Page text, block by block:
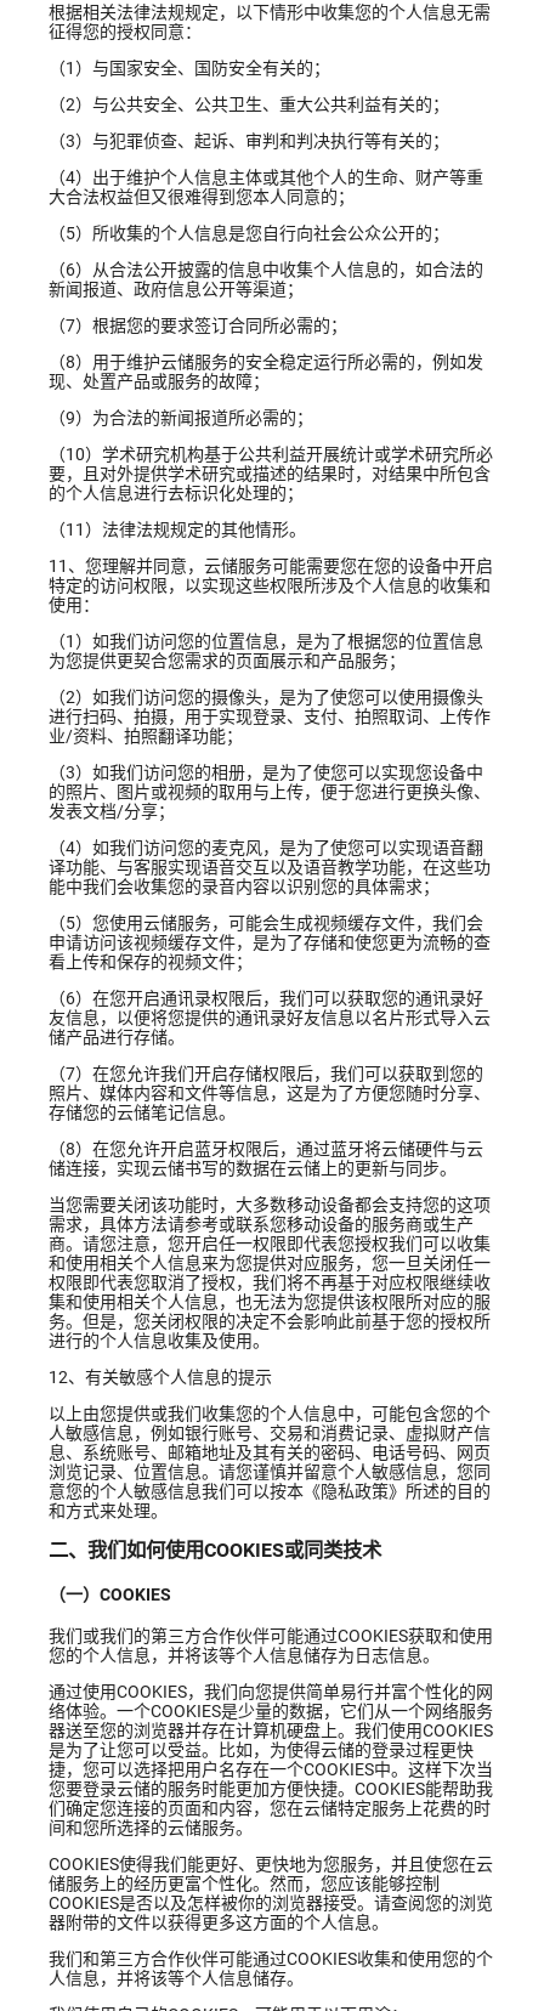
根据相关法律法规规定，以下情形中收集您的个人信息无需
征得您的授权同意：
（1）与国家安全、国防安全有关的；
（2）与公共安全、公共卫生、重大公共利益有关的；
（3）与犯罪侦查、起诉、审判和判决执行等有关的；
（4）出于维护个人信息主体或其他个人的生命、财产等重
大合法权益但又很难得到您本人同意的；
（5）所收集的个人信息是您自行向社会公众公开的；
（6）从合法公开披露的信息中收集个人信息的，如合法的
新闻报道、政府信息公开等渠道；
（7）根据您的要求签订合同所必需的；
（8）用于维护云储服务的安全稳定运行所必需的，例如发
现、处置产品或服务的故障；
（9）为合法的新闻报道所必需的；
（10）学术研究机构基于公共利益开展统计或学术研究所必
要，且对外提供学术研究或描述的结果时，对结果中所包含
的个人信息进行去标识化处理的；
（11）法律法规规定的其他情形。
11、您理解并同意，云储服务可能需要您在您的设备中开启
特定的访问权限，以实现这些权限所涉及个人信息的收集和
使用：
（1）如我们访问您的位置信息，是为了根据您的位置信息
为您提供更契合您需求的页面展示和产品服务；
（2）如我们访问您的摄像头，是为了使您可以使用摄像头
进行扫码、拍摄，用于实现登录、支付、拍照取词、上传作
业/资料、拍照翻译功能；
（3）如我们访问您的相册，是为了使您可以实现您设备中
的照片、图片或视频的取用与上传，便于您进行更换头像、
发表文档/分享；
（4）如我们访问您的麦克风，是为了使您可以实现语音翻
译功能、与客服实现语音交互以及语音教学功能，在这些功
能中我们会收集您的录音内容以识别您的具体需求；
（5）您使用云储服务，可能会生成视频缓存文件，我们会
申请访问该视频缓存文件，是为了存储和使您更为流畅的查
看上传和保存的视频文件；
（6）在您开启通讯录权限后，我们可以获取您的通讯录好
友信息，以便将您提供的通讯录好友信息以名片形式导入云
储产品进行存储。
（7）在您允许我们开启存储权限后，我们可以获取到您的
照片、媒体内容和文件等信息，这是为了方便您随时分享、
存储您的云储笔记信息。
（8）在您允许开启蓝牙权限后，通过蓝牙将云储硬件与云
储连接，实现云储书写的数据在云储上的更新与同步。
当您需要关闭该功能时，大多数移动设备都会支持您的这项
需求，具体方法请参考或联系您移动设备的服务商或生产
商。请您注意，您开启任一权限即代表您授权我们可以收集
和使用相关个人信息来为您提供对应服务，您一旦关闭任一
权限即代表您取消了授权，我们将不再基于对应权限继续收
集和使用相关个人信息，也无法为您提供该权限所对应的服
务。但是，您关闭权限的决定不会影响此前基于您的授权所
进行的个人信息收集及使用。
12、有关敏感个人信息的提示
以上由您提供或我们收集您的个人信息中，可能包含您的个
人敏感信息，例如银行账号、交易和消费记录、虚拟财产信
息、系统账号、邮箱地址及其有关的密码、电话号码、网页
浏览记录、位置信息。请您谨慎并留意个人敏感信息，您同
意您的个人敏感信息我们可以按本《隐私政策》所述的目的
和方式来处理。
二、我们如何使用COOKIES或同类技术
（一）COOKIES
我们或我们的第三方合作伙伴可能通过COOKIES获取和使用
您的个人信息，并将该等个人信息储存为日志信息。
通过使用COOKIES，我们向您提供简单易行并富个性化的网
络体验。一个COOKIES是少量的数据，它们从一个网络服务
器送至您的浏览器并存在计算机硬盘上。我们使用COOKIES
是为了让您可以受益。比如，为使得云储的登录过程更快
捷，您可以选择把用户名存在一个COOKIES中。这样下次当
您要登录云储的服务时能更加方便快捷。COOKIES能帮助我
们确定您连接的页面和内容，您在云储特定服务上花费的时
间和您所选择的云储服务。
COOKIES使得我们能更好、更快地为您服务，并且使您在云
储服务上的经历更富个性化。然而，您应该能够控制
COOKIES是否以及怎样被你的浏览器接受。请查阅您的浏览
器附带的文件以获得更多这方面的个人信息。
我们和第三方合作伙伴可能通过COOKIES收集和使用您的个
人信息，并将该等个人信息储存。